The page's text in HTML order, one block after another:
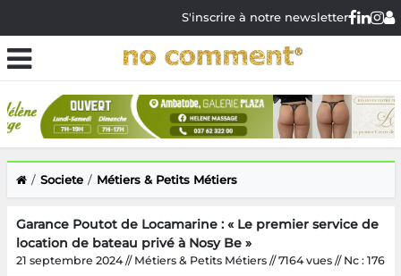
S'inscrire à notre newsletter
Societe Métiers & Petits Métiers
Garance Poutot de Locamarine : « Le premier service de
location de bateau privé à Nosy Be »
21 septembre 2024 // Métiers & Petits Métiers // 7164 vues // Nc : 176